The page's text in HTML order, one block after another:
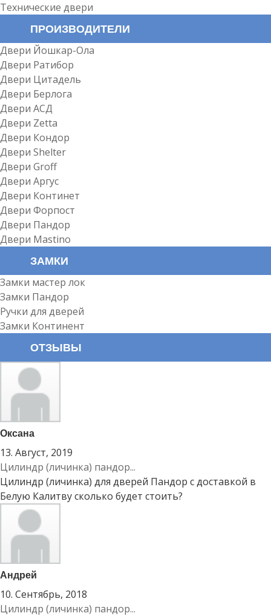
Технические двери
ПРОИЗВОДИТЕЛИ
Двери Йошкар-Ола
Двери Ратибор
Двери Цитадель
Двери Берлога
Двери АСД
Двери Zetta
Двери Кондор
Двери Shelter
Двери Groff
Двери Аргус
Двери Континет
Двери Форпост
Двери Пандор
Двери Mastino
ЗАМКИ
Замки мастер лок
Замки Пандор
Ручки для дверей
Замки Континент
ОТЗЫВЫ
Оксана
13. Август, 2019
Цилиндр (личинка) пандор...
Цилиндр (личинка) для дверей Пандор с доставкой в
Белую Калитву сколько будет стоить?
Андрей
10. Сентябрь, 2018
Цилиндр (личинка) пандор...